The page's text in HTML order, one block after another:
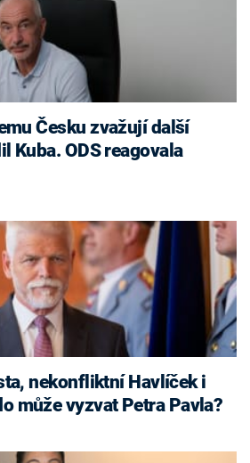
Kuba. ODS reagovala
může vyzvat Petra Pavla?